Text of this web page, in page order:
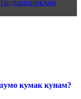
Подшипникҳои